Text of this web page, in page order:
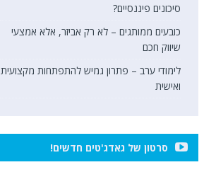
סיכונים פיננסיים?
כובעים ממותגים – לא רק אביזר, אלא אמצעי
שיווק חכם
לימודי ערב – פתרון גמיש להתפתחות מקצועית
ואישית
סרטון של גאדג'טים חדשים!